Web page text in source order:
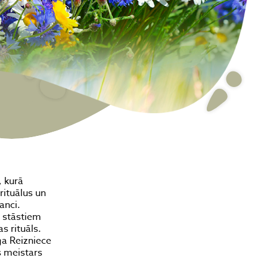
kurā
un
stāstiem
rituāls.
Reizniece
meistars